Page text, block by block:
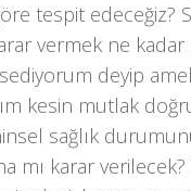
tespit edeceğiz?
vermek ne kadar
deyip
kesin mutlak
sağlık
mı karar